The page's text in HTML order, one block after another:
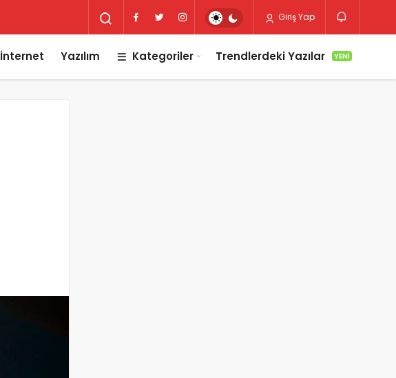
Giriş Yap
İnternet Yazılım Kategoriler Trendlerdeki Yazılar YENI